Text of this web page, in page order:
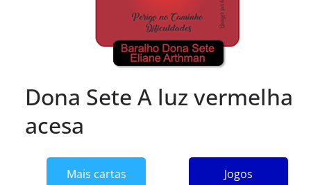
Dona Sete A luz vermelha
acesa
Mais cartas
Jogos